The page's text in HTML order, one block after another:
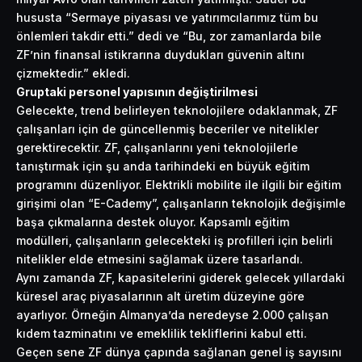
hususta “Sermaye piyasası ve yatırımcılarımız tüm bu
önlemleri takdir etti.” dedi ve “Bu, zor zamanlarda bile
ZF’nin finansal istikrarına duydukları güvenin altını
çizmektedir.” ekledi.
Gruptaki personel yapısının değiştirilmesi
Gelecekte, trend belirleyen teknolojilere odaklanmak, ZF
çalışanları için de güncellenmiş beceriler ve nitelikler
gerektirecektir. ZF, çalışanlarını yeni teknolojilerle
tanıştırmak için şu anda tarihindeki en büyük eğitim
programını düzenliyor. Elektrikli mobilite ile ilgili bir eğitim
girişimi olan “E-Cademy”, çalışanların teknolojik değişimle
başa çıkmalarına destek oluyor. Kapsamlı eğitim
modülleri, çalışanların gelecekteki iş profilleri için belirli
nitelikler elde etmesini sağlamak üzere tasarlandı.
Aynı zamanda ZF, kapasitelerini giderek gelecek yıllardaki
küresel araç piyasalarının alt üretim düzeyine göre
ayarlıyor. Örneğin Almanya’da neredeyse 2.000 çalışan
kıdem tazminatını ve emeklilik tekliflerini kabul etti.
Geçen sene ZF dünya çapında sağlanan genel iş sayısını